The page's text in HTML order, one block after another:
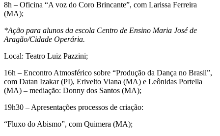
8h – Oficina “A voz do Coro Brincante”, com Larissa Ferreira
(MA);
*Ação para alunos da escola Centro de Ensino Maria José de
Aragão/Cidade Operária.
Local: Teatro Luiz Pazzini;
16h – Encontro Atmosférico sobre “Produção da Dança no Brasil”,
com Datan Izakar (PI), Erivelto Viana (MA) e Leônidas Portella
(MA) – mediação: Donny dos Santos (MA);
19h30 – Apresentações processos de criação:
“Fluxo do Abismo”, com Quimera (MA);